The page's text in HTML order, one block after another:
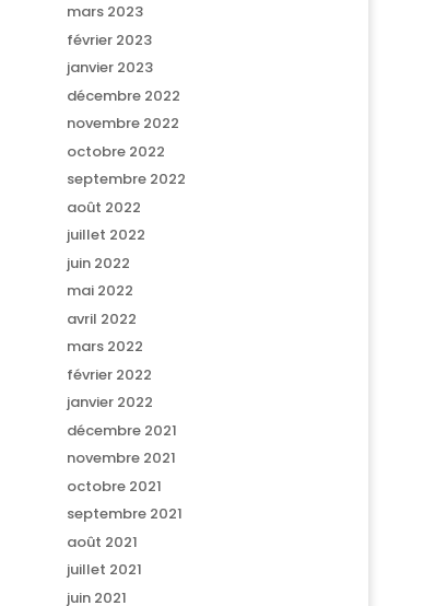
mars 2023
février 2023
janvier 2023
décembre 2022
novembre 2022
octobre 2022
septembre 2022
août 2022
juillet 2022
juin 2022
mai 2022
avril 2022
mars 2022
février 2022
janvier 2022
décembre 2021
novembre 2021
octobre 2021
septembre 2021
août 2021
juillet 2021
juin 2021